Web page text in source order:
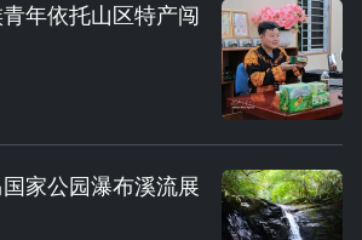
年依托山区特产闯
家公园瀑布溪流展